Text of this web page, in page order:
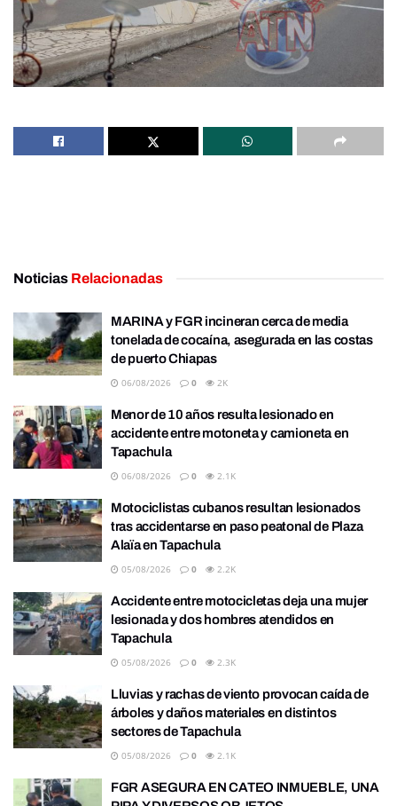
Noticias Relacionadas
MARINA y FGR incineran cerca de media
tonelada de cocaína, asegurada en las costas
de puerto Chiapas
06/08/2026 0 2K
Menor de 10 años resulta lesionado en
accidente entre motoneta y camioneta en
Tapachula
06/08/2026 0 2.1K
Motociclistas cubanos resultan lesionados
tras accidentarse en paso peatonal de Plaza
Alaïa en Tapachula
05/08/2026 0 2.2K
Accidente entre motocicletas deja una mujer
lesionada y dos hombres atendidos en
Tapachula
05/08/2026 0 2.3K
Lluvias y rachas de viento provocan caída de
árboles y daños materiales en distintos
sectores de Tapachula
05/08/2026 0 2.1K
FGR ASEGURA EN CATEO INMUEBLE, UNA